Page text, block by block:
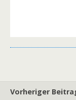
Vorheriger